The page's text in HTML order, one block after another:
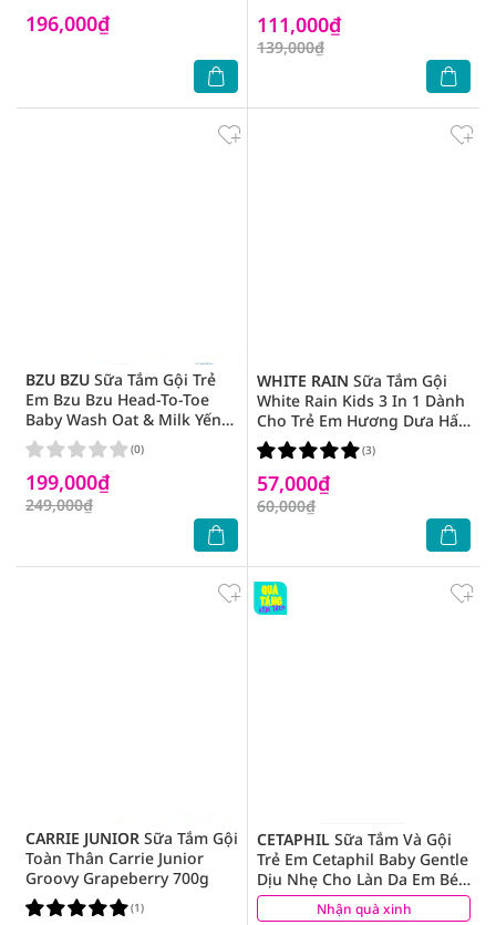
196,000₫ 111,000₫
139,000₫
BZU BZU Sữa Tắm Gội Trẻ
Em Bzu Bzu Head-To-Toe
Baby Wash Oat & Milk Yến
Mạch Sữa 600ml
199,000₫
249,000₫
(0)
WHITE RAIN Sữa Tắm Gội
White Rain Kids 3 In 1 Dành
Cho Trẻ Em Hương Dưa Hấu
Watermelon Wave 354ml
57,000₫
60,000₫
(3)
CARRIE JUNIOR Sữa Tắm Gội
Toàn Thân Carrie Junior
Groovy Grapeberry 700g
(1) Nhận quà xinh
CETAPHIL Sữa Tắm Và Gội
Trẻ Em Cetaphil Baby Gentle
Dịu Nhẹ Cho Làn Da Em Bé
400ml
(4)